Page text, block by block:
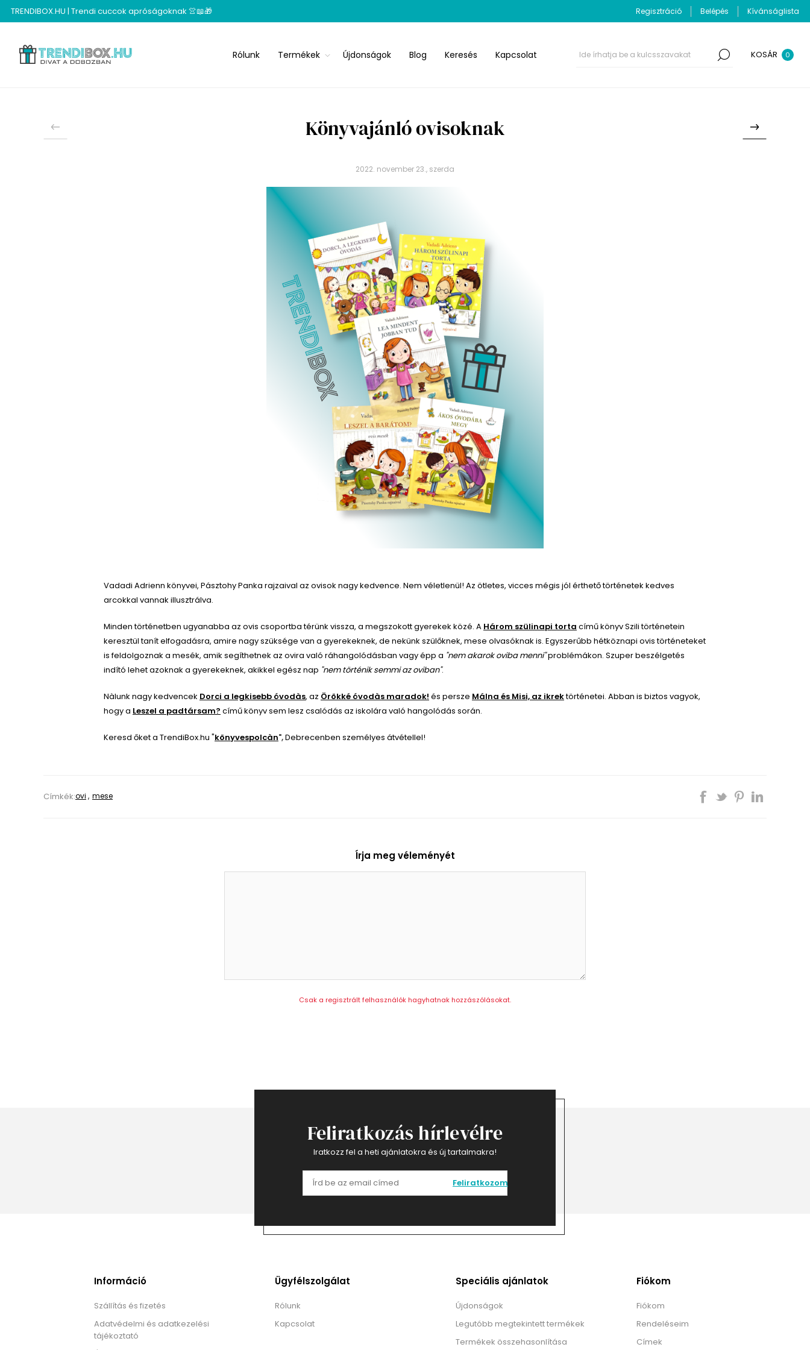
TRENDIBOX.HU | Trendi cuccok apróságoknak 👚📖🎁 Regisztráció Belépés Kívánságlista
Rólunk Termékek Újdonságok Blog Keresés Kapcsolat KOSÁR 0
Könyvajánló ovisoknak
2022. november 23., szerda
Vadadi Adrienn könyvei, Pásztohy Panka rajzaival az ovisok nagy kedvence. Nem véletlenül! Az ötletes, vicces mégis jól érthető történetek kedves
arcokkal vannak illusztrálva.
Minden történetben ugyanabba az ovis csoportba térünk vissza, a megszokott gyerekek közé. A Három szülinapi torta című könyv Szili történetein
keresztül tanít elfogadásra, amire nagy szüksége van a gyerekeknek, de nekünk szülőknek, mese olvasóknak is. Egyszerűbb hétköznapi ovis történeteket
is feldolgoznak a mesék, amik segíthetnek az ovira való ráhangolódásban vagy épp a "nem akarok oviba menni"problémákon. Szuper beszélgetés
indító lehet azoknak a gyerekeknek, akikkel egész nap "nem történik semmi az oviban".
Nàlunk nagy kedvencek Dorci a legkisebb óvodàs, az Örökké óvodàs maradok! és persze Málna és Misi, az ikrektörténetei. Abban is biztos vagyok,
hogy a Leszel a padtársam? című könyv sem lesz csalódás az iskolára való hangolódás során.
Keresd őket a TrendiBox.hu "könyvespolcàn",Debrecenben személyes átvétellel!
Címkék:ovi , mese
Írja meg véleményét
Csak a regisztrált felhasználók hagyhatnak hozzászólásokat.
Feliratkozás hírlevélre
Iratkozz fel a heti ajánlatokra és új tartalmakra!
Feliratkozom
Információ
Szállítás és fizetés
Adatvédelmi és adatkezelési
tájékoztató
Ügyfélszolgálat
Rólunk
Kapcsolat
Speciális ajánlatok
Újdonságok
Legutóbb megtekintett termékek
Termékek összehasonlítása
Fiókom
Fiókom
Rendeléseim
Címek